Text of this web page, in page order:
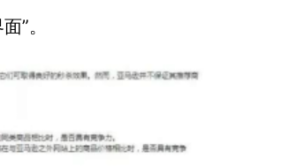
”。